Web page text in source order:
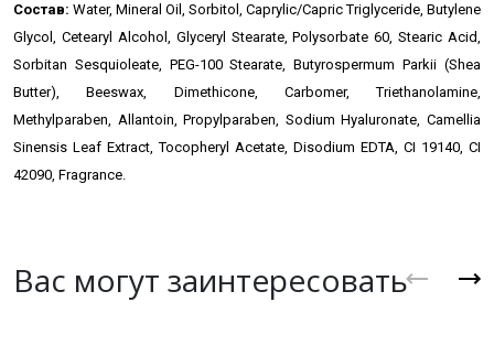
Состав: Water, Mineral Oil, Sorbitol, Caprylic/Capric Triglyceride, Butylene
Glycol, Cetearyl Alcohol, Glyceryl Stearate, Polysorbate 60, Stearic Acid,
Sorbitan Sesquioleate, PEG-100 Stearate, Butyrospermum Parkii (Shea
Butter), Beeswax, Dimethicone, Carbomer, Triethanolamine,
Methylparaben, Allantoin, Propylparaben, Sodium Hyaluronate, Camellia
Sinensis Leaf Extract, Tocopheryl Acetate, Disodium EDTA, CI 19140, CI
42090, Fragrance.
Вас могут заинтересовать